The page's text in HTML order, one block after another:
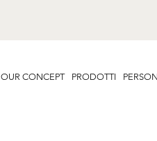
OUR CONCEPT PRODOTTI